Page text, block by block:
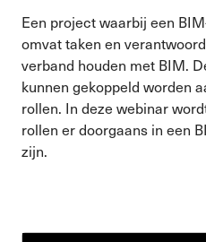
Een project waarbij een
omvat taken en
verband houden met BIM.
kunnen gekoppeld worden
rollen. In deze webinar
rollen er doorgaans in een
zijn.